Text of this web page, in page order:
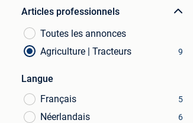
Articles professionnels
Toutes les annonces
Agriculture | Tracteurs
9
Langue
Français
5
Néerlandais 6